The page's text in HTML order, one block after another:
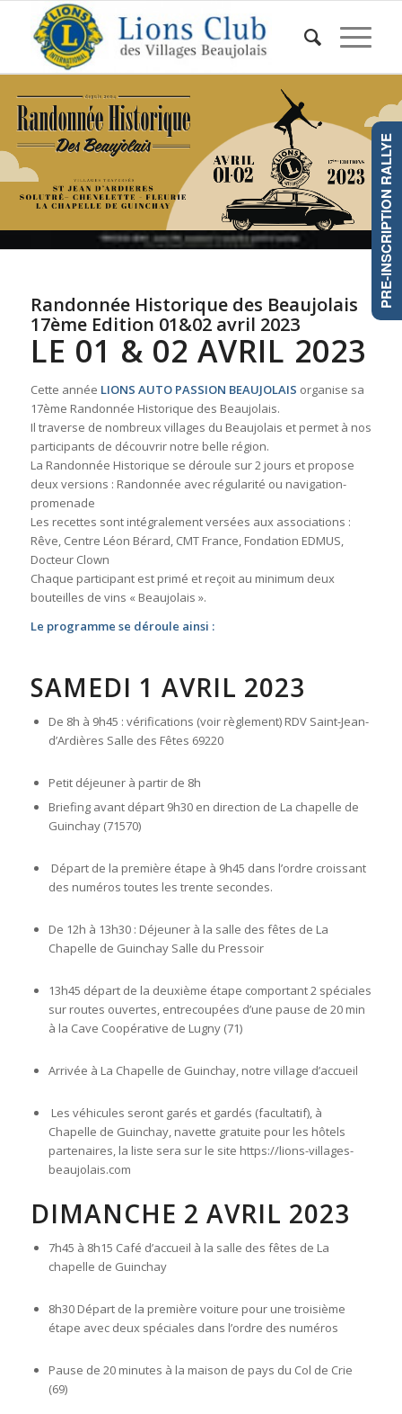
Randonnée Historique des Beaujolais
17ème Edition 01&02 avril 2023
LE 01 & 02 AVRIL 2023
Cette année LIONS AUTO PASSION BEAUJOLAIS organise sa
17ème Randonnée Historique des Beaujolais.
Il traverse de nombreux villages du Beaujolais et permet à nos
participants de découvrir notre belle région.
La Randonnée Historique se déroule sur 2 jours et propose
deux versions : Randonnée avec régularité ou navigation-
promenade
Les recettes sont intégralement versées aux associations :
Rêve, Centre Léon Bérard, CMT France, Fondation EDMUS,
Docteur Clown
Chaque participant est primé et reçoit au minimum deux
bouteilles de vins « Beaujolais ».
Le programme se déroule ainsi :
SAMEDI 1 AVRIL 2023
De 8h à 9h45 : vérifications (voir règlement) RDV Saint-Jean-
d’Ardières Salle des Fêtes 69220
Petit déjeuner à partir de 8h
Briefing avant départ 9h30 en direction de La chapelle de
Guinchay (71570)
Départ de la première étape à 9h45 dans l’ordre croissant
des numéros toutes les trente secondes.
De 12h à 13h30 : Déjeuner à la salle des fêtes de La
Chapelle de Guinchay Salle du Pressoir
13h45 départ de la deuxième étape comportant 2 spéciales
sur routes ouvertes, entrecoupées d’une pause de 20 min
à la Cave Coopérative de Lugny (71)
Arrivée à La Chapelle de Guinchay, notre village d’accueil
Les véhicules seront garés et gardés (facultatif), à
Chapelle de Guinchay, navette gratuite pour les hôtels
partenaires, la liste sera sur le site https://lions-villages-
beaujolais.com
DIMANCHE 2 AVRIL 2023
7h45 à 8h15 Café d’accueil à la salle des fêtes de La
chapelle de Guinchay
8h30 Départ de la première voiture pour une troisième
étape avec deux spéciales dans l’ordre des numéros
Pause de 20 minutes à la maison de pays du Col de Crie
(69)
PRE-INSCRIPTION RALLYE